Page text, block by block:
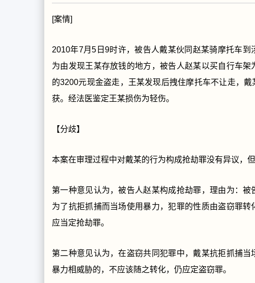
[案情]
2010年7月5日9时许，被告人戴某伙同赵某骑摩托车
为由发现王某存放钱的地方，被告人赵某以买自行车
的3200元现金盗走，王某发现后拽住摩托车不让走，
获。经法医鉴定王某损伤为轻伤。
【分歧】
本案在审理过程中对戴某的行为构成抢劫罪没有异议，
第一种意见认为，被告人赵某构成抢劫罪，理由为：
为了抗拒抓捕而当场使用暴力，犯罪的性质由盗窃罪
应当定抢劫罪。
第二种意见认为，在盗窃共同犯罪中，戴某抗拒抓捕
暴力相威胁的，不应该随之转化，仍应定盗窃罪。